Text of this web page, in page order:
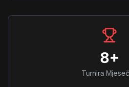
8+
Turnira